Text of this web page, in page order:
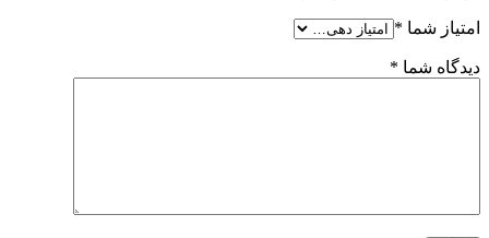
امتیاز شما *
دیدگاه شما *